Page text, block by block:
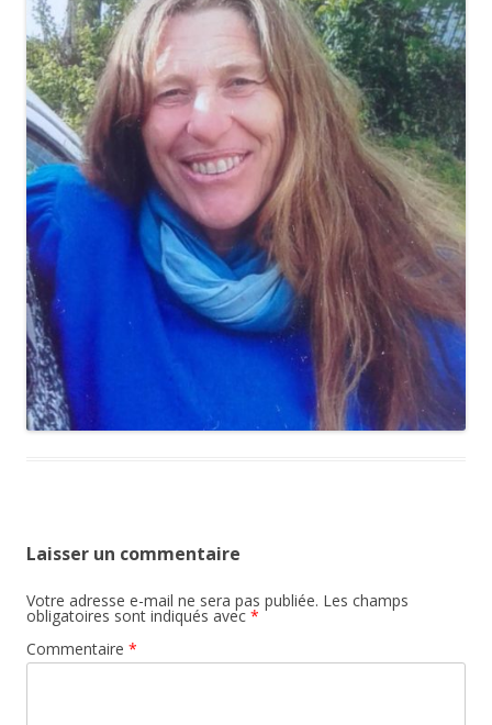
Laisser un commentaire
Votre adresse e-mail ne sera pas publiée. Les champs
obligatoires sont indiqués avec *
Commentaire *